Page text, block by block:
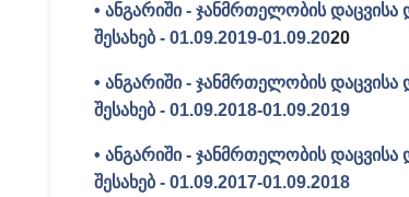
• ანგარიში - ჯანმრთელობის
შესახებ - 01.09.2019-01.09.2020
• ანგარიში - ჯანმრთელობის
შესახებ - 01.09.2018-01.09.2019
• ანგარიში - ჯანმრთელობის
შესახებ - 01.09.2017-01.09.2018